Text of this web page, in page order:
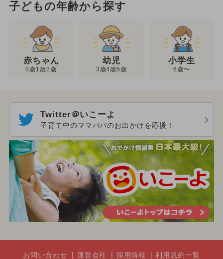
子どもの年齢から探す
赤ちゃん
0歳1歳2歳
幼児
3歳4歳5歳
小学生
6歳〜
Twitter＠いこーよ
子育て中のママパパのお出かけを応援！
お問い合わせ 運営会社 採用情報 利用規約一覧